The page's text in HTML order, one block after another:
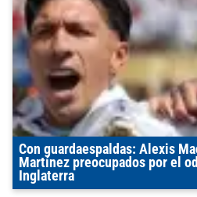
Con guardaespaldas: Alexis
Martínez preocupados por el
Inglaterra